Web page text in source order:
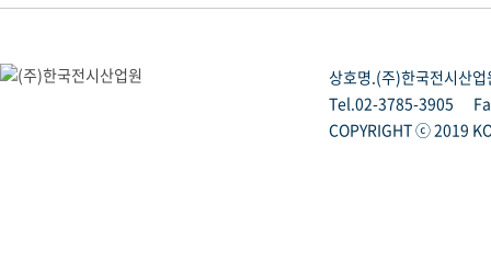
상호명.(주)한국전시산업
Tel.02-3785-3905
COPYRIGHT ⓒ 2019